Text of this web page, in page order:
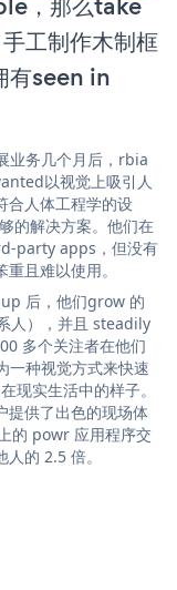
工制作木制框
有seen in
业务几个月后，rbia
以视觉上吸引人
合人体工程学的设
的解决方案。他们在
party apps，但没有
且难以使用。
后，他们grow 的
人），并且 steadily
多个关注者在他们
种视觉方式来快速
现实生活中的样子。
提供了出色的现场体
的 powr 应用程序交
的 2.5 倍。